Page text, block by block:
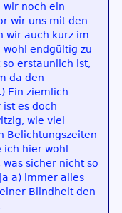
wir noch ein
wir uns mit den
wir auch kurz im
wohl endgültig zu
erstaunlich ist,
da den
Ein ziemlich
es doch
wie viel
Belichtungszeiten
hier wohl
sicher nicht so
a) immer alles
Blindheit den